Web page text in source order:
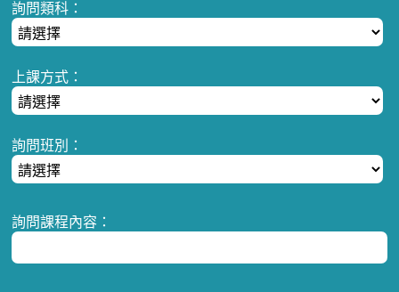
詢問類科：
上課方式：
詢問班別：
詢問課程內容：